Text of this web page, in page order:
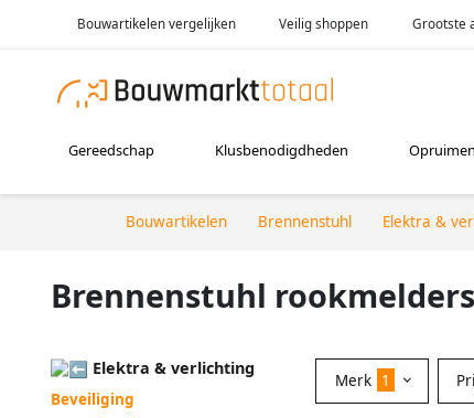
Bouwartikelen vergelijken Veilig shoppen Grootste
Gereedschap Klusbenodigdheden Opruimen
Bouwartikelen Brennenstuhl Elektra &
Brennenstuhl rookmelders
Elektra & verlichting
Beveiliging
Merk 1